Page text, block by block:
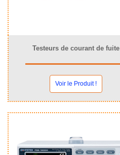
Testeurs de courant de fuite
Voir le Produit !